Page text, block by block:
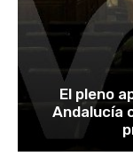
El pleno
Andalucía